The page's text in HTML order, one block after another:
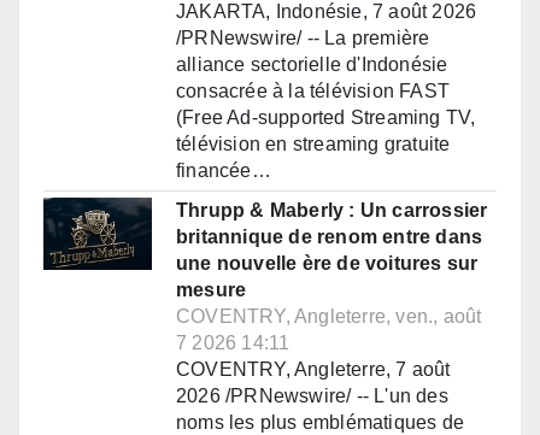
JAKARTA, Indonésie, 7 août 2026
/PRNewswire/ -- La première
alliance sectorielle d'Indonésie
consacrée à la télévision FAST
(Free Ad-supported Streaming TV,
télévision en streaming gratuite
financée…
Thrupp & Maberly : Un carrossier
britannique de renom entre dans
une nouvelle ère de voitures sur
mesure
COVENTRY, Angleterre, ven., août
7 2026 14:11
COVENTRY, Angleterre, 7 août
2026 /PRNewswire/ -- L'un des
noms les plus emblématiques de